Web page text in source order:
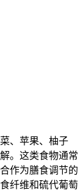
、苹果、柚子
。这类食物通常
作为膳食调节的
纤维和硫代葡萄